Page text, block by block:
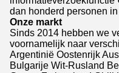
dan honderd personen
Onze markt
Sinds 2014 hebben we
voornamelijk naar
Argentinië Oostenrijk
Bulgarije Wit-Rusland